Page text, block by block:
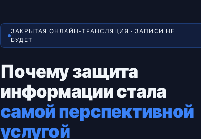
ЗАКРЫТАЯ ОНЛАЙН-ТРАНСЛЯЦИЯ · ЗАПИСИ НЕ
БУДЕТ
Почему защита
информации стала
самой перспективной
услугой